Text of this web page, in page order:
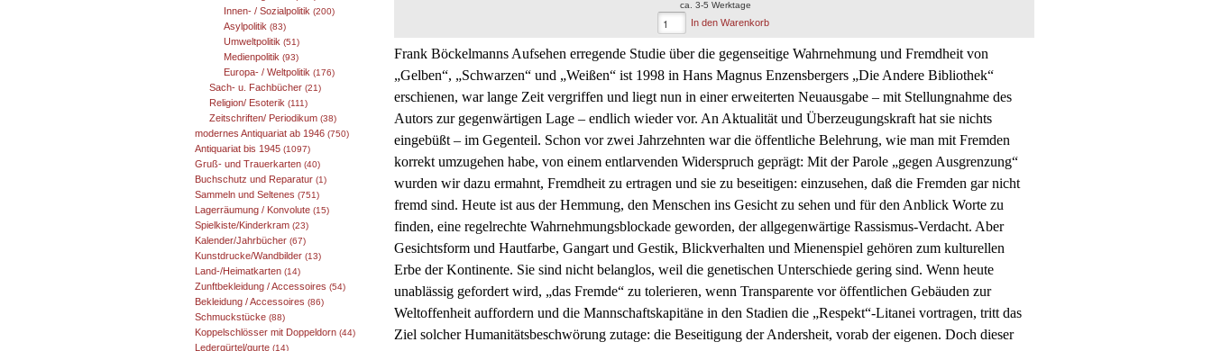
Innen- / Sozialpolitik (200)
Asylpolitik (83)
Umweltpolitik (51)
Medienpolitik (93)
Europa- / Weltpolitik (176)
Sach- u. Fachbücher (21)
Religion/ Esoterik (111)
Zeitschriften/ Periodikum (38)
modernes Antiquariat ab 1946 (750)
Antiquariat bis 1945 (1097)
Gruß- und Trauerkarten (40)
Buchschutz und Reparatur (1)
Sammeln und Seltenes (751)
Lagerräumung / Konvolute (15)
Spielkiste/Kinderkram (23)
Kalender/Jahrbücher (67)
Kunstdrucke/Wandbilder (13)
Land-/Heimatkarten (14)
Zunftbekleidung / Accessoires (54)
Bekleidung / Accessoires (86)
Schmuckstücke (88)
Koppelschlösser mit Doppeldorn (44)
Ledergürtel/gurte (14)
ca. 3-5 Werktage
In den Warenkorb
Frank Böckelmanns Aufsehen erregende Studie über die gegenseitige Wahrnehmung und Fremdheit von
„Gelben“, „Schwarzen“ und „Weißen“ ist 1998 in Hans Magnus Enzensbergers „Die Andere Bibliothek“
erschienen, war lange Zeit vergriffen und liegt nun in einer erweiterten Neuausgabe – mit Stellungnahme des
Autors zur gegenwärtigen Lage – endlich wieder vor. An Aktualität und Überzeugungskraft hat sie nichts
eingebüßt – im Gegenteil. Schon vor zwei Jahrzehnten war die öffentliche Belehrung, wie man mit Fremden
korrekt umzugehen habe, von einem entlarvenden Widerspruch geprägt: Mit der Parole „gegen Ausgrenzung“
wurden wir dazu ermahnt, Fremdheit zu ertragen und sie zu beseitigen: einzusehen, daß die Fremden gar nicht
fremd sind. Heute ist aus der Hemmung, den Menschen ins Gesicht zu sehen und für den Anblick Worte zu
finden, eine regelrechte Wahrnehmungsblockade geworden, der allgegenwärtige Rassismus-Verdacht. Aber
Gesichtsform und Hautfarbe, Gangart und Gestik, Blickverhalten und Mienenspiel gehören zum kulturellen
Erbe der Kontinente. Sie sind nicht belanglos, weil die genetischen Unterschiede gering sind. Wenn heute
unablässig gefordert wird, „das Fremde“ zu tolerieren, wenn Transparente vor öffentlichen Gebäuden zur
Weltoffenheit auffordern und die Mannschaftskapitäne in den Stadien die „Respekt“-Litanei vortragen, tritt das
Ziel solcher Humanitätsbeschwörung zutage: die Beseitigung der Andersheit, vorab der eigenen. Doch dieser